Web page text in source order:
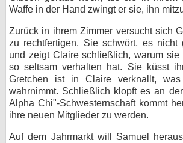
Waffe in der Hand zwingt er sie, ihn
Zurück in ihrem Zimmer versucht sich
zu rechtfertigen. Sie schwört, es nicht
und zeigt Claire schließlich, warum
so seltsam verhalten hat. Sie küsst
Gretchen ist in Claire verknallt,
wahrnimmt. Schließlich klopft es an
Alpha Chi"-Schwesternschaft kommt
ihre neuen Mitglieder zu werden.
Auf dem Jahrmarkt will Samuel